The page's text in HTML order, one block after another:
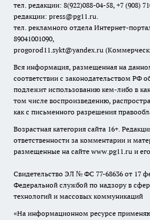
тел. редакции: 8(922)088-04-58, +7 (908)
редакции: press@pg11.ru.
тел. рекламного отдела Интернет-
89041001090,
progorod11.sykt@yandex.ru
Вся информация, размещенная на
соответствии с законодательством РФ
подлежит использованию кем-либо в
том числе воспроизведению,
как с письменного разрешения
Возрастная категория сайта 16+.
ответственности за комментарии и
размещенные на сайте www.pg11.ru и
Свидетельство ЭЛ № ФС 77-68636 от 17
Федеральной службой по надзору в
технологий и массовых коммуникаций
«На информационном ресурсе